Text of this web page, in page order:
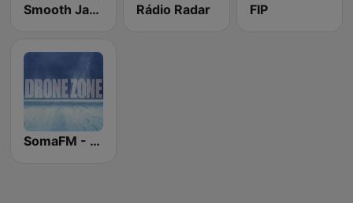
Smooth Jazz - Groov Rádio Radar FIP
SomaFM - Drone Zone